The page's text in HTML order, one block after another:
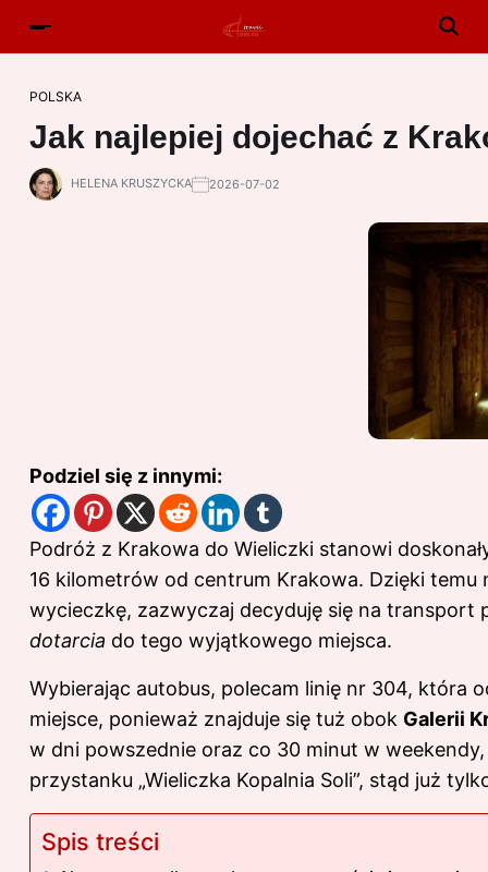
POLSKA
Jak najlepiej dojechać z
HELENA KRUSZYCKA 2026-07-02
Podziel się z innymi:
Podróż z Krakowa do Wieliczki stanowi
16 kilometrów od centrum Krakowa. Dzięki
wycieczkę, zazwyczaj decyduję się na
dotarcia do tego wyjątkowego miejsca.
Wybierając autobus, polecam linię nr 304, która
miejsce, ponieważ znajduje się tuż obok Galerii
w dni powszednie oraz co 30 minut w
przystanku „Wieliczka Kopalnia Soli”, stąd już
Spis treści